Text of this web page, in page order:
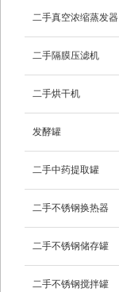
二手真空浓缩蒸发器
二手隔膜压滤机
二手烘干机
发酵罐
二手中药提取罐
二手不锈钢换热器
二手不锈钢储存罐
二手不锈钢搅拌罐